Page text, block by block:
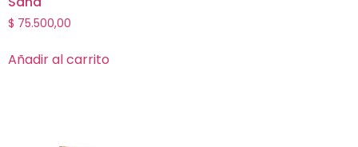
$ 75.500,00
Añadir al carrito